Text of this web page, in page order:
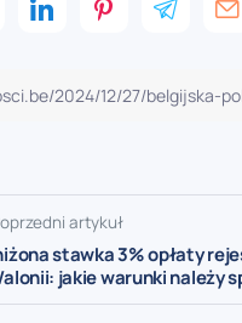
artykuł
stawka 3% opłaty
jakie warunki należy